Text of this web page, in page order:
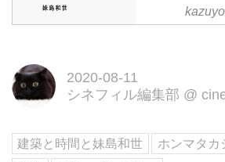
建築界のノー
舎。その設計
たドキュメン
年10月3日公
2020-08-11
シネフィル編集部 @
建築と時間と妹島和世 ホンマタカ